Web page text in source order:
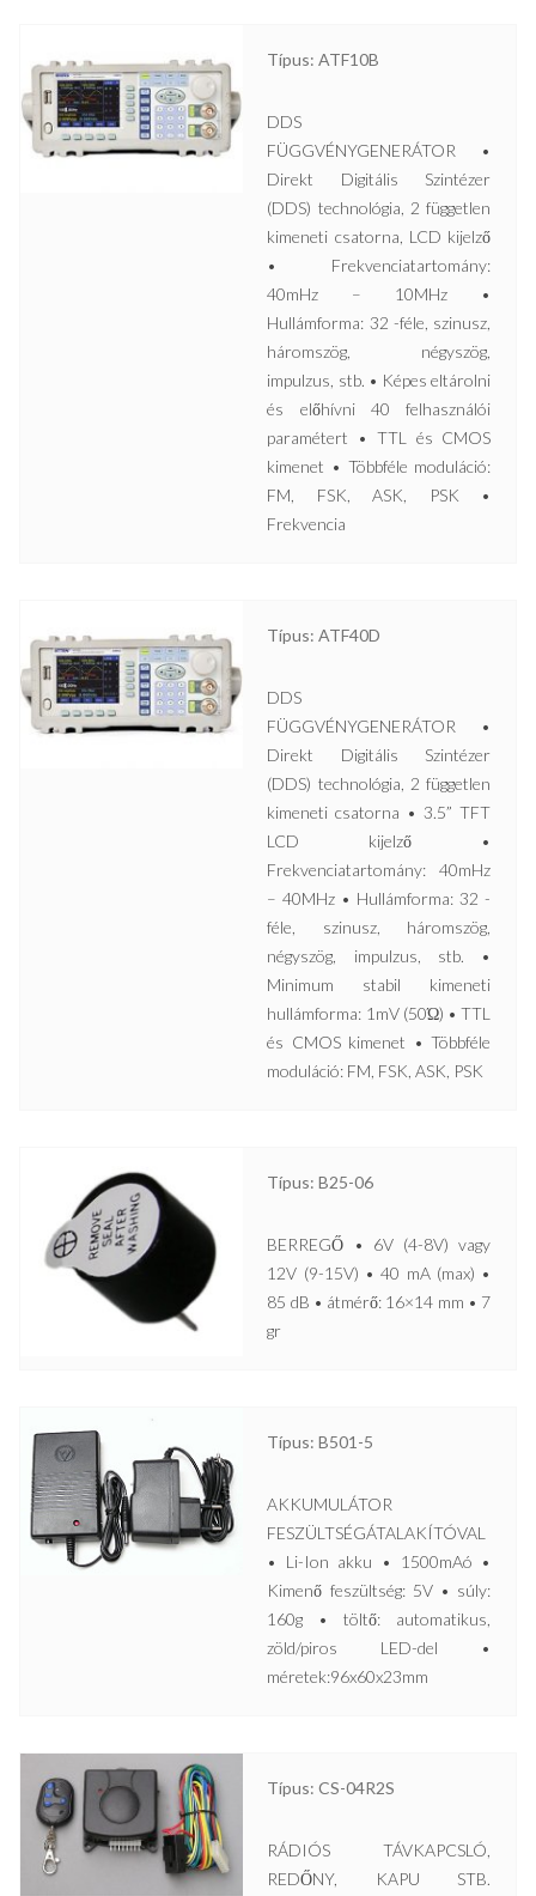
Típus: ATF10B
DDS
FÜGGVÉNYGENERÁTOR •
Direkt Digitális Szintézer
(DDS) technológia, 2 független
kimeneti csatorna, LCD kijelző
• Frekvenciatartomány:
40mHz – 10MHz •
Hullámforma: 32 -féle, szinusz,
háromszög, négyszög,
impulzus, stb. • Képes eltárolni
és előhívni 40 felhasználói
paramétert • TTL és CMOS
kimenet • Többféle moduláció:
FM, FSK, ASK, PSK •
Frekvencia
Típus: ATF40D
DDS
FÜGGVÉNYGENERÁTOR •
Direkt Digitális Szintézer
(DDS) technológia, 2 független
kimeneti csatorna • 3.5” TFT
LCD kijelző •
Frekvenciatartomány: 40mHz
– 40MHz • Hullámforma: 32 -
féle, szinusz, háromszög,
négyszög, impulzus, stb. •
Minimum stabil kimeneti
hullámforma: 1mV (50Ώ) • TTL
és CMOS kimenet • Többféle
moduláció: FM, FSK, ASK, PSK
Típus: B25-06
BERREGŐ • 6V (4-8V) vagy
12V (9-15V) • 40 mA (max) •
85 dB • átmérő: 16×14 mm • 7
gr
Típus: B501-5
AKKUMULÁTOR
FESZÜLTSÉGÁTALAKÍTÓVAL
• Li-Ion akku • 1500mAó •
Kimenő feszültség: 5V • súly:
160g • töltő: automatikus,
zöld/piros LED-del •
méretek:96x60x23mm
Típus: CS-04R2S
RÁDIÓS TÁVKAPCSLÓ,
REDŐNY, KAPU STB.